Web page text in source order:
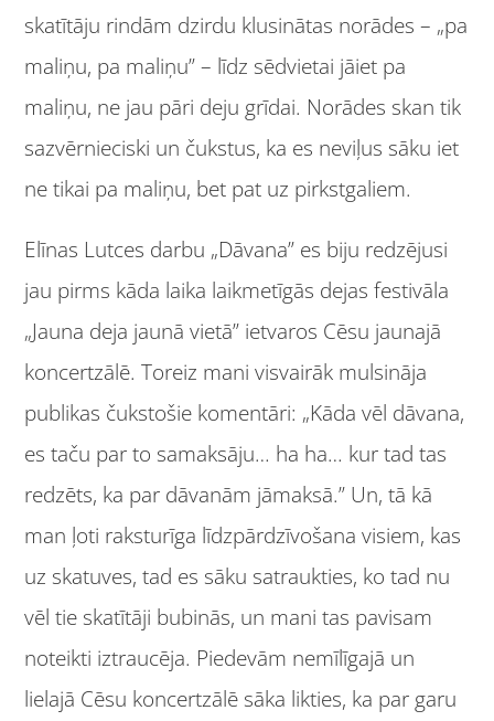
skatītāju rindām dzirdu klusinātas norādes – „pa
maliņu, pa maliņu” – līdz sēdvietai jāiet pa
maliņu, ne jau pāri deju grīdai. Norādes skan tik
sazvērnieciski un čukstus, ka es neviļus sāku iet
ne tikai pa maliņu, bet pat uz pirkstgaliem.
Elīnas Lutces darbu „Dāvana” es biju redzējusi
jau pirms kāda laika laikmetīgās dejas festivāla
„Jauna deja jaunā vietā” ietvaros Cēsu jaunajā
koncertzālē. Toreiz mani visvairāk mulsināja
publikas čukstošie komentāri: „Kāda vēl dāvana,
es taču par to samaksāju… ha ha… kur tad tas
redzēts, ka par dāvanām jāmaksā.” Un, tā kā
man ļoti raksturīga līdzpārdzīvošana visiem, kas
uz skatuves, tad es sāku satraukties, ko tad nu
vēl tie skatītāji bubinās, un mani tas pavisam
noteikti iztraucēja. Piedevām nemīlīgajā un
lielajā Cēsu koncertzālē sāka likties, ka par garu